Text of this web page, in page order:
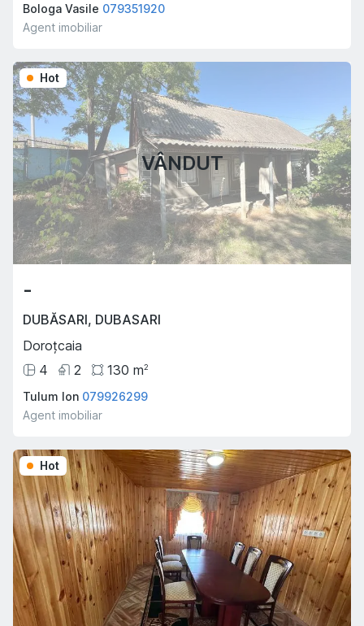
Bologa Vasile 079351920
Agent imobiliar
VÂNDUT
Hot
-
DUBĂSARI, DUBASARI
Doroțcaia
4
2 130 m2
Tulum Ion 079926299
Agent imobiliar
Hot